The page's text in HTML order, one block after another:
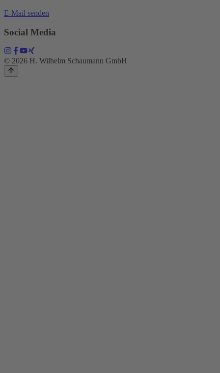
E-Mail senden
Social Media
© 2026 H. Wilhelm Schaumann GmbH